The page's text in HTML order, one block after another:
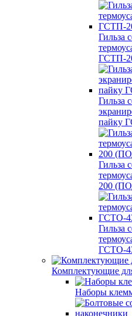
Гильза
ГСТП-
Гильза
пайку
Гильза
200
Гильза
ГСТО-
Комплектующие
Наборы